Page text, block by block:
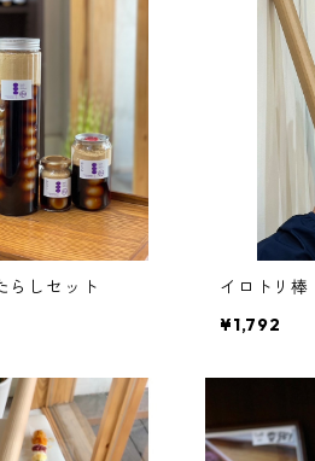
しセット
イロトリ棒
¥1,792